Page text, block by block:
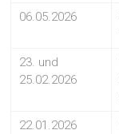
06.05.2026
23. und
25.02.2026
22.01.2026